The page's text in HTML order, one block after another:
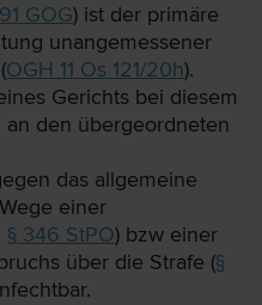
GOG) ist der primäre
unangemessener
OGH 11 Os 121/20h).
Gerichts bei diesem
den übergeordneten
das allgemeine
einer
§ 346 StPO) bzw einer
über die Strafe (§